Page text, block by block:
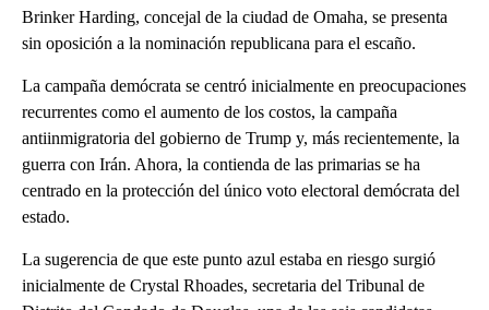
Brinker Harding, concejal de la ciudad de Omaha, se presenta
sin oposición a la nominación republicana para el escaño.
La campaña demócrata se centró inicialmente en preocupaciones
recurrentes como el aumento de los costos, la campaña
antiinmigratoria del gobierno de Trump y, más recientemente, la
guerra con Irán. Ahora, la contienda de las primarias se ha
centrado en la protección del único voto electoral demócrata del
estado.
La sugerencia de que este punto azul estaba en riesgo surgió
inicialmente de Crystal Rhoades, secretaria del Tribunal de